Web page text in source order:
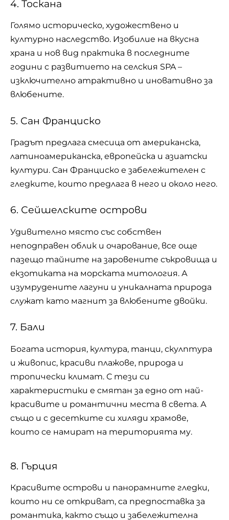
4. Тоскана
Голямо историческо, художествено и
културно наследство. Изобилие на вкусна
храна и нов вид практика в последните
години с развитието на селския SPA –
изключително атрактивно и иновативно за
влюбените.
5. Сан Франциско
Градът предлага смесица от американска,
латиноамериканска, европейска и азиатски
култури. Сан Франциско е забележителен с
гледките, които предлага в него и около него.
6. Сейшелските острови
Удивително място със собствен
неподправен облик и очарование, все още
пазещо тайните на заровените съкровища и
екзотиката на морската митология. А
изумрудените лагуни и уникалната природа
служат като магнит за влюбените двойки.
7. Бали
Богата история, култура, танци, скулптура
и живопис, красиви плажове, природа и
тропически климат. С тези си
характеристики е смятан за едно от най-
красивите и романтични места в света. А
също и с десетките си хиляди храмове,
които се намират на територията му.
8. Гърция
Красивите острови и панорамните гледки,
които ни се откриват, са предпоставка за
романтика, както също и забележителна